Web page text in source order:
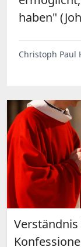
haben"
Christoph Paul